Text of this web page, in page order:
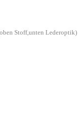
Stoff,unten Lederoptik)